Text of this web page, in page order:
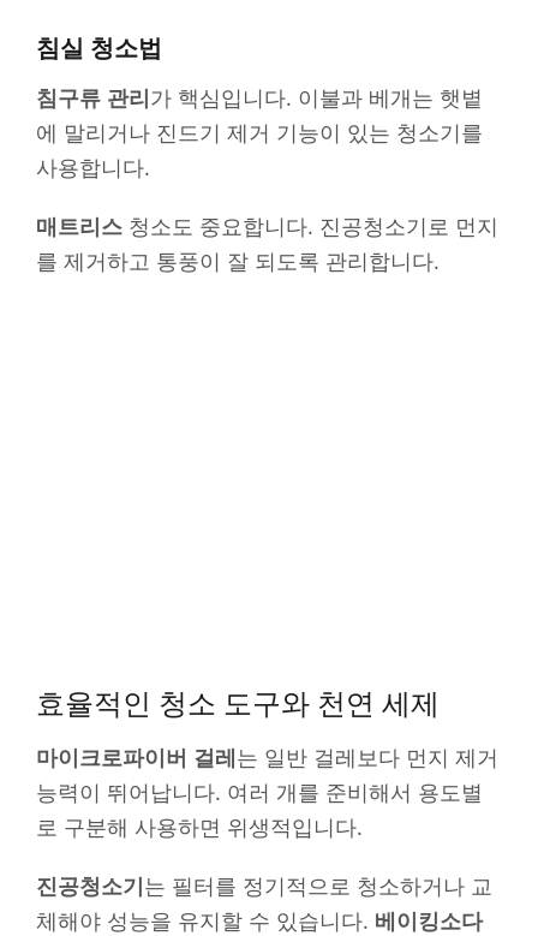
침실 청소법
침구류 관리가 핵심입니다. 이불과 베개는 햇볕
에 말리거나 진드기 제거 기능이 있는 청소기를
사용합니다.
매트리스 청소도 중요합니다. 진공청소기로 먼지
를 제거하고 통풍이 잘 되도록 관리합니다.
효율적인 청소 도구와 천연 세제
마이크로파이버 걸레는 일반 걸레보다 먼지 제거
능력이 뛰어납니다. 여러 개를 준비해서 용도별
로 구분해 사용하면 위생적입니다.
진공청소기는 필터를 정기적으로 청소하거나 교
체해야 성능을 유지할 수 있습니다. 베이킹소다